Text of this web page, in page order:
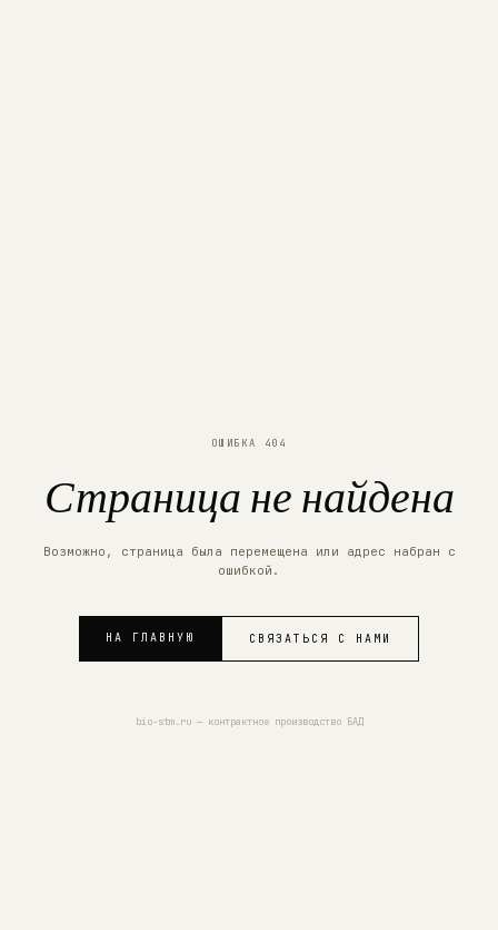
ОШИБКА 404
Страница не найдена
Возможно, страница была перемещена или адрес набран с
ошибкой.
НА ГЛАВНУЮ СВЯЗАТЬСЯ С НАМИ
bio-stm.ru — контрактное производство БАД